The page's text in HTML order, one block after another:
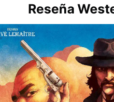
Reseña